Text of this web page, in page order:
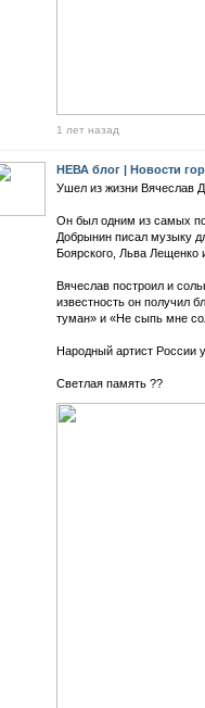
1 лет назад
НЕВА блог | Новости
Ушел из жизни Вячеслав
Он был одним из самых
Добрынин писал музыку
Боярского, Льва Лещенко
Вячеслав построил и
известность он получил
туман» и «Не сыпь мне
Народный артист России
Светлая память ??